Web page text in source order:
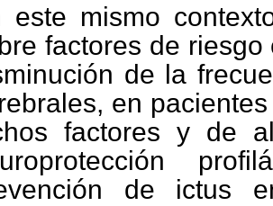
este mismo
factores de
de la
en
factores y de
de ictus